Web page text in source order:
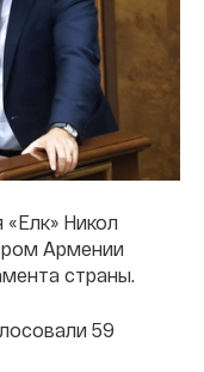
Никол
Армении
страны.
59